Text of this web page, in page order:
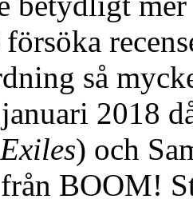
så
2018
Exiles) och
BOOM!